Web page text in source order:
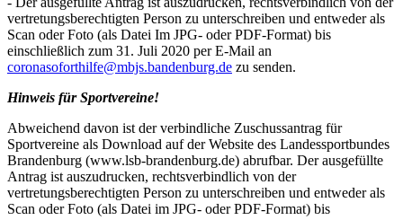
vertretungsberechtigten Person zu unterschreiben und entweder als
Scan oder Foto (als Datei Im JPG- oder PDF-Format) bis
einschließlich zum 31. Juli 2020 per E-Mail an
coronasoforthilfe@mbjs.bandenburg.de zu senden.
Hinweis für Sportvereine!
Abweichend davon ist der verbindliche Zuschussantrag für
Sportvereine als Download auf der Website des Landessportbundes
Brandenburg (www.lsb-brandenburg.de) abrufbar. Der ausgefüllte
Antrag ist auszudrucken, rechtsverbindlich von der
vertretungsberechtigten Person zu unterschreiben und entweder als
Scan oder Foto (als Datei im JPG- oder PDF-Format) bis